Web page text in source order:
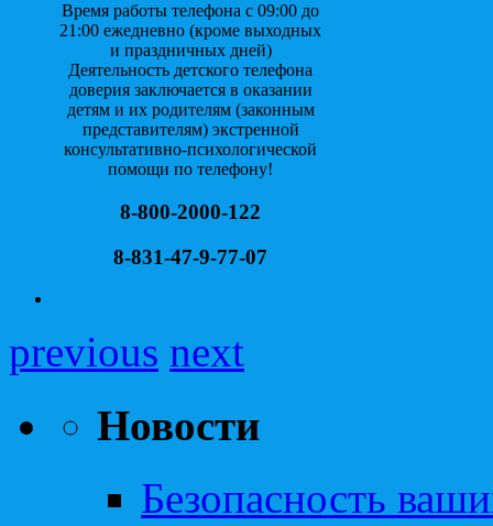
Время работы телефона с 09:00 до
21:00 ежедневно (кроме выходных
и праздничных дней)
Деятельность детского телефона
доверия заключается в оказании
детям и их родителям (законным
представителям) экстренной
консультативно-психологической
помощи по телефону!
8-800-2000-122
8-831-47-9-77-07
previous next
Новости
Безопасность